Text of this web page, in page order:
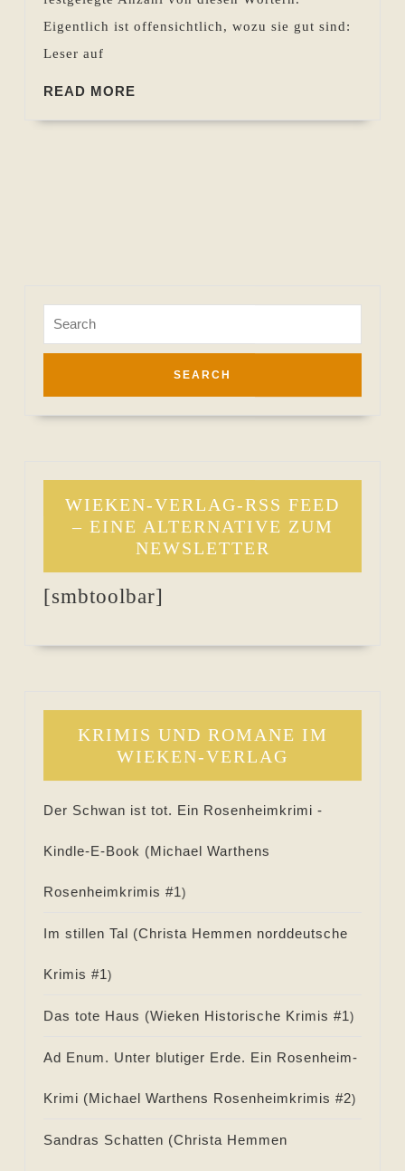
Eigentlich ist offensichtlich, wozu sie gut sind:
Leser auf
READ MORE
for:
WIEKEN-VERLAG-RSS FEED
– EINE ALTERNATIVE ZUM
NEWSLETTER
[smbtoolbar]
KRIMIS UND ROMANE IM
WIEKEN-VERLAG
Der Schwan ist tot. Ein Rosenheimkrimi -
Kindle-E-Book (Michael Warthens
Rosenheimkrimis #1)
Im stillen Tal (Christa Hemmen norddeutsche
Krimis #1)
Das tote Haus (Wieken Historische Krimis #1 )
Ad Enum. Unter blutiger Erde. Ein Rosenheim-
Krimi (Michael Warthens Rosenheimkrimis #2)
Sandras Schatten (Christa Hemmen